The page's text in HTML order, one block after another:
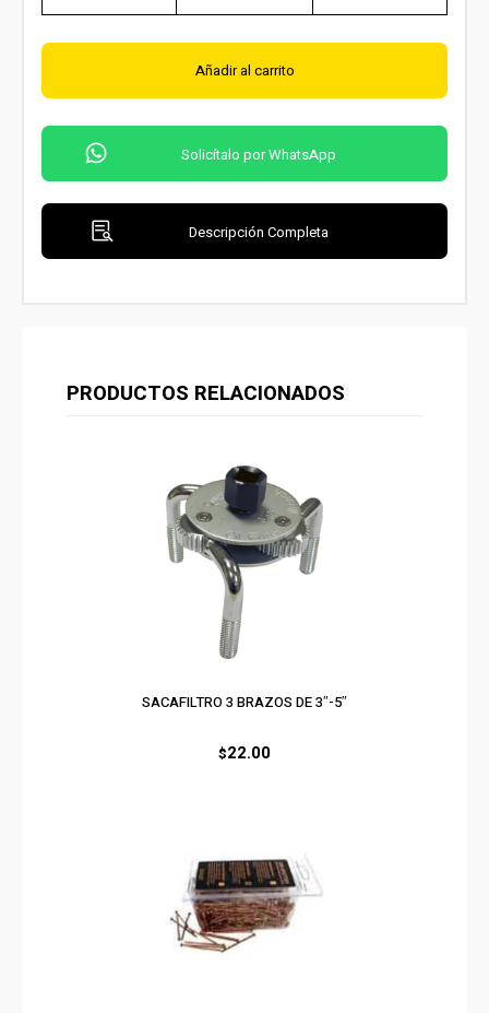
Añadir al carrito
Solicítalo por WhatsApp
Descripción Completa
PRODUCTOS RELACIONADOS
SACAFILTRO 3 BRAZOS DE 3″-5″
$22.00